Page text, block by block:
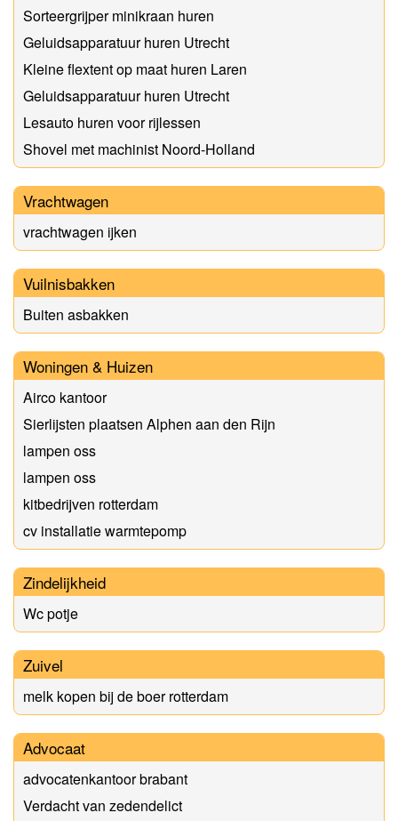
Sorteergrijper minikraan huren
Geluidsapparatuur huren Utrecht
Kleine flextent op maat huren Laren
Geluidsapparatuur huren Utrecht
Lesauto huren voor rijlessen
Shovel met machinist Noord-Holland
Vrachtwagen
vrachtwagen ijken
Vuilnisbakken
Buiten asbakken
Woningen & Huizen
Airco kantoor
Sierlijsten plaatsen Alphen aan den Rijn
lampen oss
lampen oss
kitbedrijven rotterdam
cv installatie warmtepomp
Zindelijkheid
Wc potje
Zuivel
melk kopen bij de boer rotterdam
Advocaat
advocatenkantoor brabant
Verdacht van zedendelict